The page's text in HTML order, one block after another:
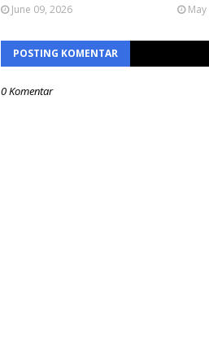
June 09, 2026
POSTING KOMENTAR
0 Komentar